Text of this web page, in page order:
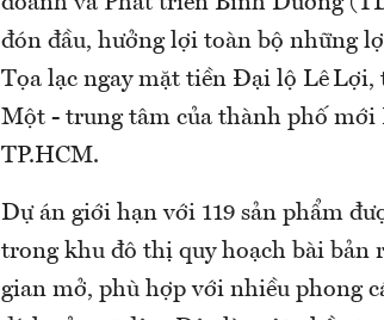
đón đầu, hưởng lợi toàn bộ những
Tọa lạc ngay mặt tiền Đại lộ Lê
Một - trung tâm của thành phố mới
TP.HCM.
Dự án giới hạn với 119 sản phẩm
trong khu đô thị quy hoạch bài bản
gian mở, phù hợp với nhiều phong